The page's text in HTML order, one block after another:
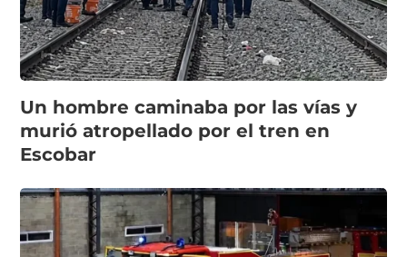
Un hombre caminaba por las vías y
murió atropellado por el tren en
Escobar